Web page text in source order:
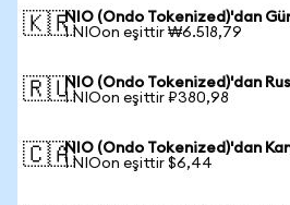
🇰🇷NIO (Ondo Tokenized)'dan
1 NIOon eşittir ₩6.518,79
🇷🇺NIO (Ondo Tokenized)'dan
1 NIOon eşittir ₽380,98
🇨🇦NIO (Ondo Tokenized)'dan
1 NIOon eşittir $6,44